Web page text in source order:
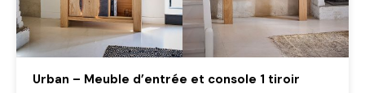
Urban – Meuble d’entrée et console 1 tiroir